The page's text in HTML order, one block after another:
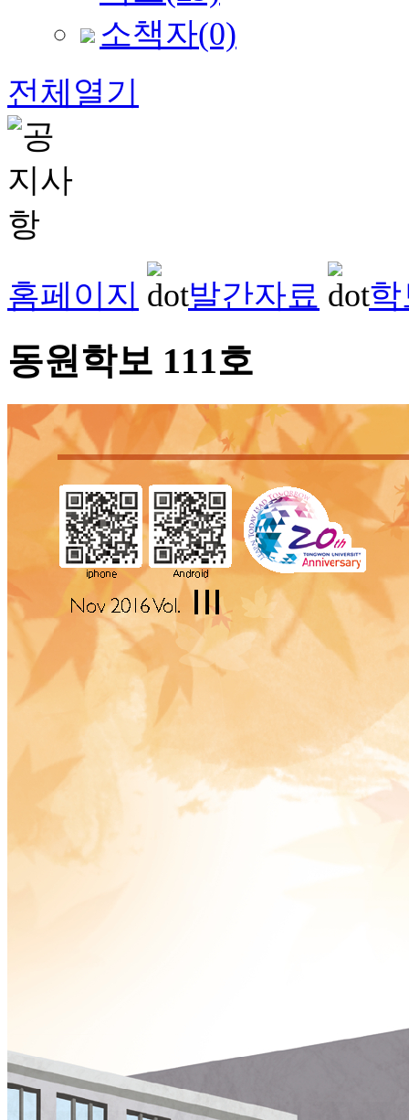
소책자(0)
전체열기
홈페이지 발간자료 학
동원학보 111호